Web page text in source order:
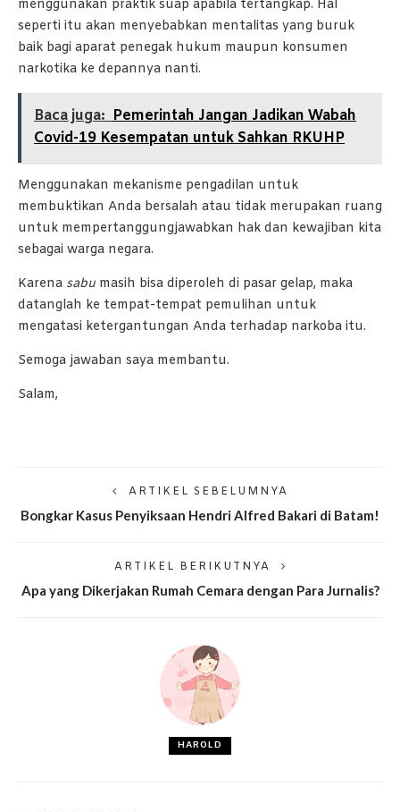
menggunakan praktik suap apabila tertangkap. Hal
seperti itu akan menyebabkan mentalitas yang buruk
baik bagi aparat penegak hukum maupun konsumen
narkotika ke depannya nanti.
Baca juga: Pemerintah Jangan Jadikan Wabah
Covid-19 Kesempatan untuk Sahkan RKUHP
Menggunakan mekanisme pengadilan untuk
membuktikan Anda bersalah atau tidak merupakan ruang
untuk mempertanggungjawabkan hak dan kewajiban kita
sebagai warga negara.
Karena sabu masih bisa diperoleh di pasar gelap, maka
datanglah ke tempat-tempat pemulihan untuk
mengatasi ketergantungan Anda terhadap narkoba itu.
Semoga jawaban saya membantu.
Salam,
ARTIKEL SEBELUMNYA
Bongkar Kasus Penyiksaan Hendri Alfred Bakari di Batam!
ARTIKEL BERIKUTNYA
Apa yang Dikerjakan Rumah Cemara dengan Para Jurnalis?
HAROLD